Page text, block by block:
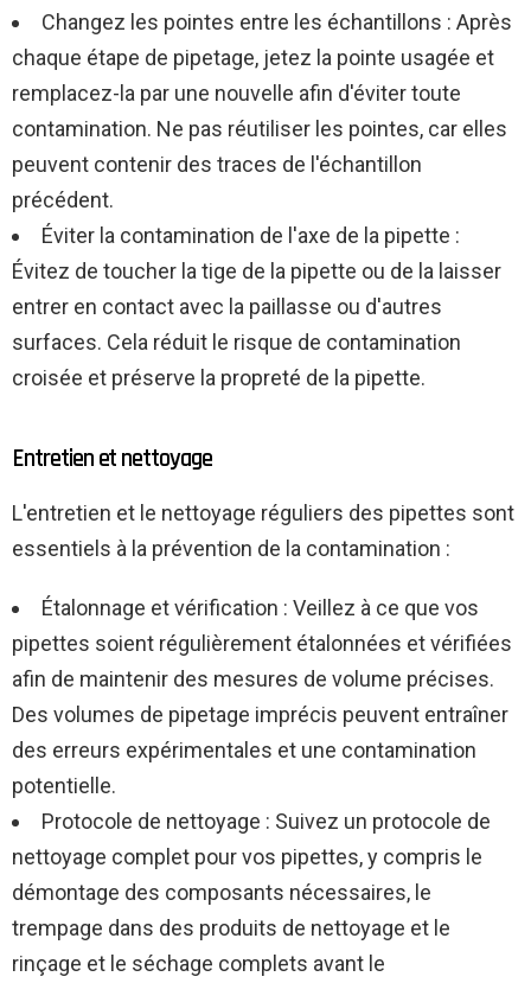
Changez les pointes entre les échantillons : Après
chaque étape de pipetage, jetez la pointe usagée et
remplacez-la par une nouvelle afin d'éviter toute
contamination. Ne pas réutiliser les pointes, car elles
peuvent contenir des traces de l'échantillon
précédent.
Éviter la contamination de l'axe de la pipette :
Évitez de toucher la tige de la pipette ou de la laisser
entrer en contact avec la paillasse ou d'autres
surfaces. Cela réduit le risque de contamination
croisée et préserve la propreté de la pipette.
Entretien et nettoyage
L'entretien et le nettoyage réguliers des pipettes sont
essentiels à la prévention de la contamination :
Étalonnage et vérification : Veillez à ce que vos
pipettes soient régulièrement étalonnées et vérifiées
afin de maintenir des mesures de volume précises.
Des volumes de pipetage imprécis peuvent entraîner
des erreurs expérimentales et une contamination
potentielle.
Protocole de nettoyage : Suivez un protocole de
nettoyage complet pour vos pipettes, y compris le
démontage des composants nécessaires, le
trempage dans des produits de nettoyage et le
rinçage et le séchage complets avant le